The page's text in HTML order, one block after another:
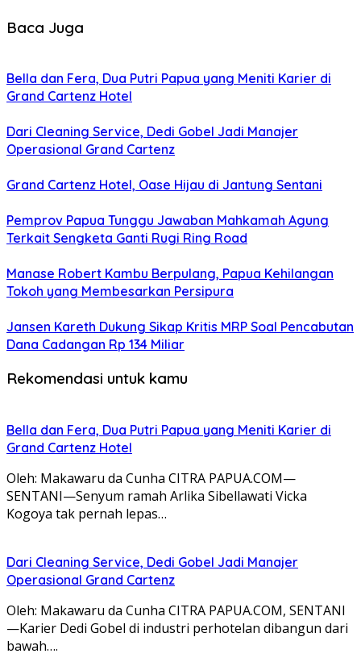
Baca Juga
Bella dan Fera, Dua Putri Papua yang Meniti Karier di
Grand Cartenz Hotel
Dari Cleaning Service, Dedi Gobel Jadi Manajer
Operasional Grand Cartenz
Grand Cartenz Hotel, Oase Hijau di Jantung Sentani
Pemprov Papua Tunggu Jawaban Mahkamah Agung
Terkait Sengketa Ganti Rugi Ring Road
Manase Robert Kambu Berpulang, Papua Kehilangan
Tokoh yang Membesarkan Persipura
Jansen Kareth Dukung Sikap Kritis MRP Soal Pencabutan
Dana Cadangan Rp 134 Miliar
Rekomendasi untuk kamu
Bella dan Fera, Dua Putri Papua yang Meniti Karier di
Grand Cartenz Hotel
Oleh: Makawaru da Cunha CITRA PAPUA.COM—
SENTANI—Senyum ramah Arlika Sibellawati Vicka
Kogoya tak pernah lepas…
Dari Cleaning Service, Dedi Gobel Jadi Manajer
Operasional Grand Cartenz
Oleh: Makawaru da Cunha CITRA PAPUA.COM, SENTANI
—Karier Dedi Gobel di industri perhotelan dibangun dari
bawah….